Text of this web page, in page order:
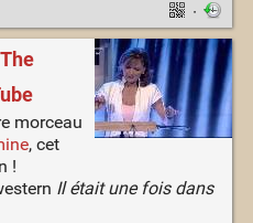
·
morceau
, cet
!
Il était une fois dans